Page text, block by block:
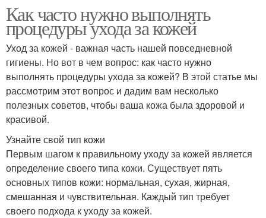
Как часто нужно выполнять
процедуры ухода за кожей
Уход за кожей - важная часть нашей повседневной
гигиены. Но вот в чем вопрос: как часто нужно
выполнять процедуры ухода за кожей? В этой статье мы
рассмотрим этот вопрос и дадим вам несколько
полезных советов, чтобы ваша кожа была здоровой и
красивой.
Узнайте свой тип кожи
Первым шагом к правильному уходу за кожей является
определение своего типа кожи. Существует пять
основных типов кожи: нормальная, сухая, жирная,
смешанная и чувствительная. Каждый тип требует
своего подхода к уходу за кожей.